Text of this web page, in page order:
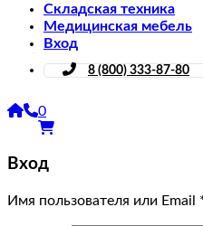
Складская техника
Медицинская мебель
Вход
8 (800) 333-87-80
0
Вход
Имя пользователя или Email